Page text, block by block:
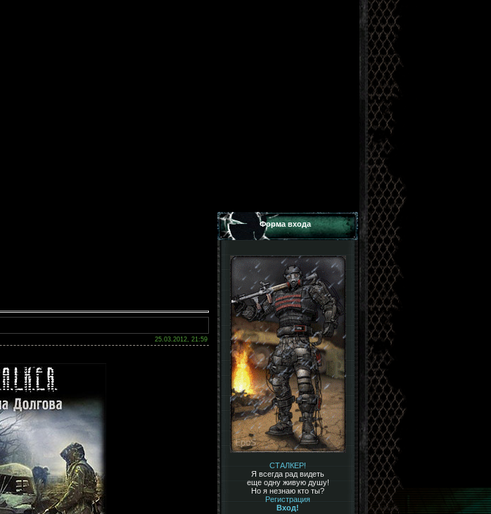
25.03.2012, 21:59
Форма входа
СТАЛКЕР!
Я всегда рад видеть
еще одну живую душу!
Но я незнаю кто ты?
Регистрация
Вход!